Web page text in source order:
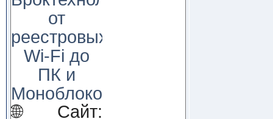
от
реестровых
Wi-Fi до
ПК и
Моноблоков!
🌐 Сайт: